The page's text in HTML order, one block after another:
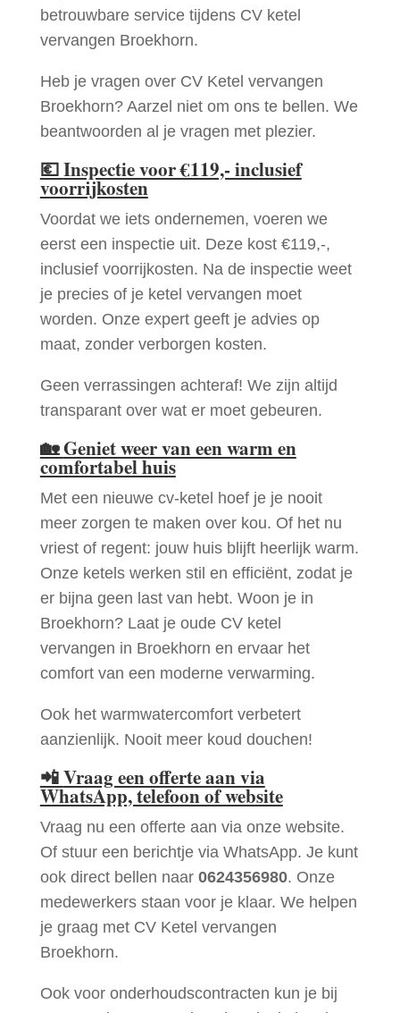
betrouwbare service tijdens CV ketel
vervangen Broekhorn.
Heb je vragen over CV Ketel vervangen
Broekhorn? Aarzel niet om ons te bellen. We
beantwoorden al je vragen met plezier.
💶Inspectie voor €119,- inclusief
voorrijkosten
Voordat we iets ondernemen, voeren we
eerst een inspectie uit. Deze kost €119,-,
inclusief voorrijkosten. Na de inspectie weet
je precies of je ketel vervangen moet
worden. Onze expert geeft je advies op
maat, zonder verborgen kosten.
Geen verrassingen achteraf! We zijn altijd
transparant over wat er moet gebeuren.
🏡Geniet weer van een warm en
comfortabel huis
Met een nieuwe cv-ketel hoef je je nooit
meer zorgen te maken over kou. Of het nu
vriest of regent: jouw huis blijft heerlijk warm.
Onze ketels werken stil en efficiënt, zodat je
er bijna geen last van hebt. Woon je in
Broekhorn? Laat je oude CV ketel
vervangen in Broekhorn en ervaar het
comfort van een moderne verwarming.
Ook het warmwatercomfort verbetert
aanzienlijk. Nooit meer koud douchen!
📲Vraag een offerte aan via
WhatsApp, telefoon of website
Vraag nu een offerte aan via onze website.
Of stuur een berichtje via WhatsApp. Je kunt
ook direct bellen naar 0624356980. Onze
medewerkers staan voor je klaar. We helpen
je graag met CV Ketel vervangen
Broekhorn.
Ook voor onderhoudscontracten kun je bij